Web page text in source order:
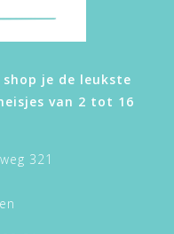
je de leukste
van 2 tot 16
321